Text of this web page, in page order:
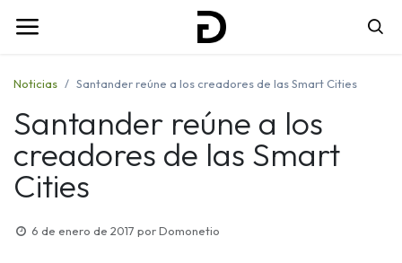
Noticias Santander reúne a los creadores de las Smart Cities
Santander reúne a los
creadores de las Smart
Cities
6 de enero de 2017 porDomonetio